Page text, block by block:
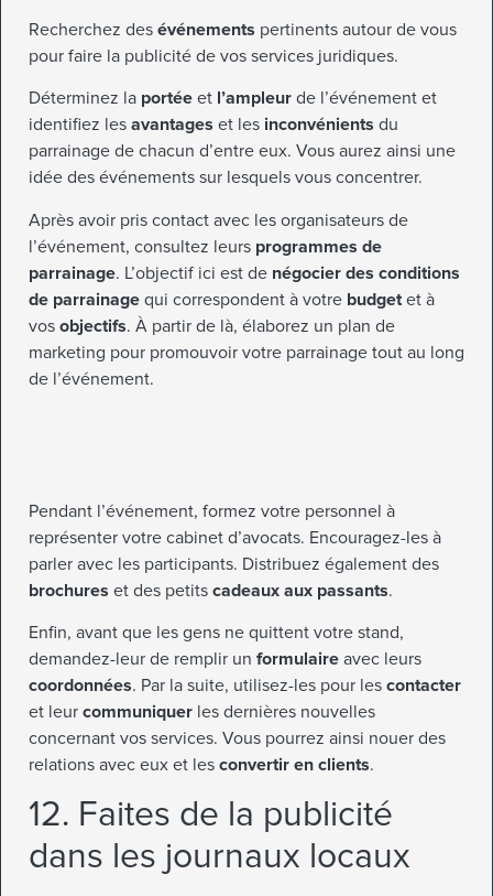
Recherchez des événements pertinents autour de vous
pour faire la publicité de vos services juridiques.
Déterminez la portée et l’ampleur de l’événement et
identifiez les avantages et les inconvénients du
parrainage de chacun d’entre eux. Vous aurez ainsi une
idée des événements sur lesquels vous concentrer.
Après avoir pris contact avec les organisateurs de
l’événement, consultez leurs programmes de
parrainage. L’objectif ici est de négocier des conditions
de parrainage qui correspondent à votre budgetet à
vos objectifs. À partir de là, élaborez un plan de
marketing pour promouvoir votre parrainage tout au long
de l’événement.
Pendant l’événement, formez votre personnel à
représenter votre cabinet d’avocats. Encouragez-les à
parler avec les participants. Distribuez également des
brochures et des petits cadeaux aux passants.
Enfin, avant que les gens ne quittent votre stand,
demandez-leur de remplir un formulaire avec leurs
coordonnées. Par la suite, utilisez-les pour les contacter
et leur communiquer les dernières nouvelles
concernant vos services. Vous pourrez ainsi nouer des
relations avec eux et les convertir en clients.
12. Faites de la publicité
dans les journaux locaux